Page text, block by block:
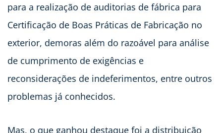
para a realização de auditorias de fábrica para
Certificação de Boas Práticas de Fabricação no
exterior, demoras além do razoável para análise
de cumprimento de exigências e
reconsiderações de indeferimentos, entre outros
problemas já conhecidos.
Mas, o que ganhou destaque foi a distribuição